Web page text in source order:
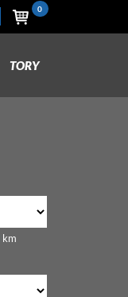
0
TORY
km